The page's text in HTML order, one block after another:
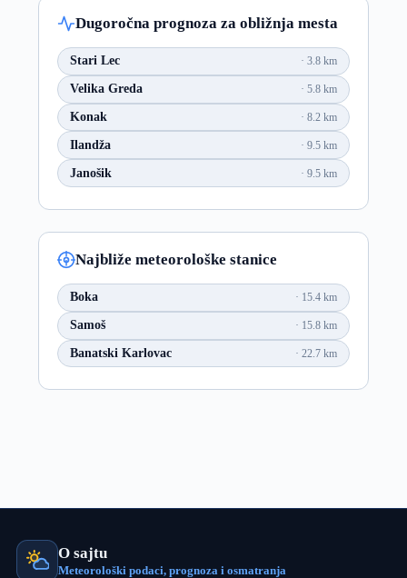
Dugoročna prognoza za obližnja mesta
Stari Lec 3.8 km
Velika Greda 5.8 km
Konak 8.2 km
Ilandža 9.5 km
Janošik 9.5 km
Najbliže meteorološke stanice
Boka 15.4 km
Samoš 15.8 km
Banatski Karlovac 22.7 km
O sajtu
Meteorološki podaci, prognoza i osmatranja